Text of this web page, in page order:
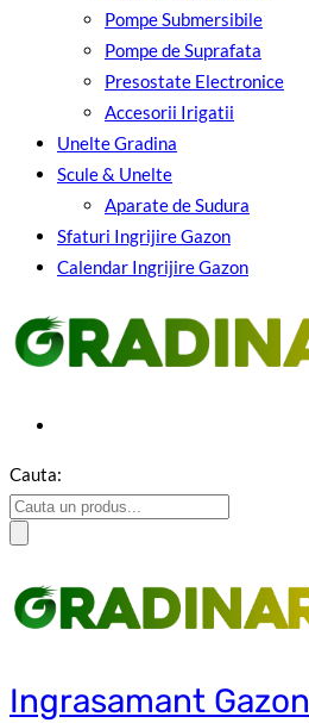
Pompe Submersibile
Pompe de Suprafata
Presostate Electronice
Accesorii Irigatii
Unelte Gradina
Scule & Unelte
Aparate de Sudura
Sfaturi Ingrijire Gazon
Calendar Ingrijire Gazon
Cauta:
Ingrasamant Gazon